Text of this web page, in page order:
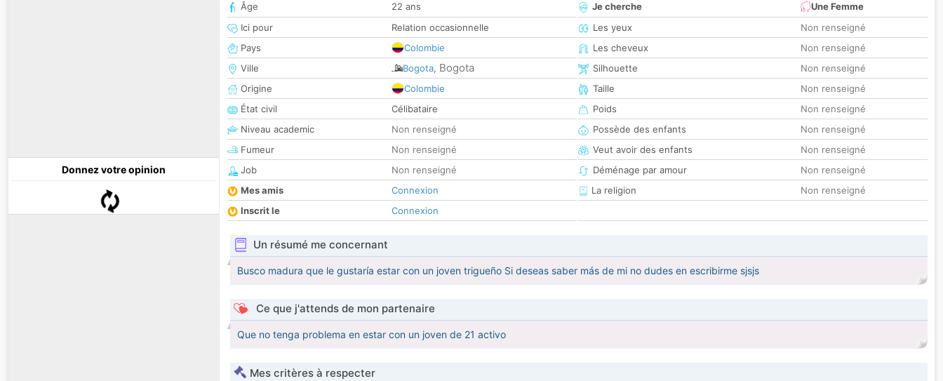
Donnez votre opinion
Âge
22 ans
Ici pour
Relation occasionnelle
Pays
Colombie
Ville
Bogota, Bogota
Origine
Colombie
État civil
Célibataire
Niveau academic
Non renseigné
Fumeur
Non renseigné
Job
Non renseigné
Mes amis
Connexion
Inscrit le
Connexion
Je cherche
Une Femme
Les yeux
Non renseigné
Les cheveux
Non renseigné
Silhouette
Non renseigné
Taille
Non renseigné
Poids
Non renseigné
Possède des enfants
Non renseigné
Veut avoir des enfants
Non renseigné
Déménage par amour
Non renseigné
La religion
Non renseigné
Un résumé me concernant
Busco madura que le gustaría estar con un joven trigueño Si deseas saber más de mi no dudes en escribirme sjsjs
Ce que j'attends de mon partenaire
Que no tenga problema en estar con un joven de 21 activo
Mes critères à respecter